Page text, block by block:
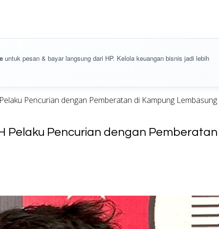
untuk pesan & bayar langsung dari HP. Kelola keuangan bisnis jadi lebih
Pencurian dengan Pemberatan di Kampung Lembasung
Pelaku Pencurian dengan